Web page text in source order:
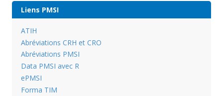
Liens PMSI
ATIH
Abréviations CRH et CRO
Abréviations PMSI
Data PMSI avec R
ePMSI
Forma TIM